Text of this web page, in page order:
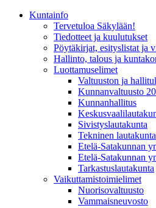
Kunta­info
Tervetuloa Säkylään!
Tiedotteet ja kuulutukset
Pöytäkirjat, esityslistat ja
Hallinto, talous ja
Luottamuselimet
Valtuuston ja
Kunnanvaltuusto
Kunnanhallitus
Sivistyslautakunta
Tekninen lautakunta
Etelä-Satakunnan
Etelä-Satakunnan
Tarkastuslautakunta
Vaikuttamistoimielimet
Nuorisovaltuusto
Vammaisneuvosto